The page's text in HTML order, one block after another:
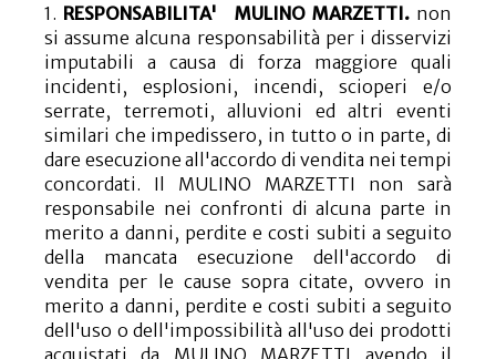
1. RESPONSABILITA' MULINO MARZETTI. non
si assume alcuna responsabilità per i disservizi
imputabili a causa di forza maggiore quali
incidenti, esplosioni, incendi, scioperi e/o
serrate, terremoti, alluvioni ed altri eventi
similari che impedissero, in tutto o in parte, di
dare esecuzione all'accordo di vendita nei tempi
concordati. Il MULINO MARZETTI non sarà
responsabile nei confronti di alcuna parte in
merito a danni, perdite e costi subiti a seguito
della mancata esecuzione dell'accordo di
vendita per le cause sopra citate, ovvero in
merito a danni, perdite e costi subiti a seguito
dell'uso o dell'impossibilità all'uso dei prodotti
acquistati da MULINO MARZETTI avendo il